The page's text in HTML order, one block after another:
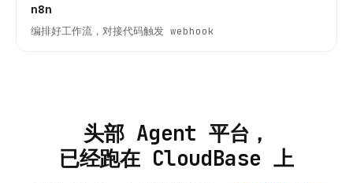
n8n
编排好工作流，对接代码触发 webhook
头部 Agent 平台，
已经跑在 CloudBase 上